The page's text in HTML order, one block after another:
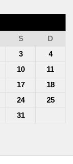
S
D
3
4
10
11
17
18
24
25
31